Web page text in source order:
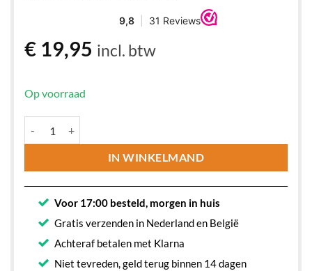
€ 19,95 incl. btw
Op voorraad
IN WINKELMAND
Voor 17:00 besteld, morgen in huis
Gratis verzenden in Nederland en België
Achteraf betalen met Klarna
Niet tevreden, geld terug binnen 14 dagen